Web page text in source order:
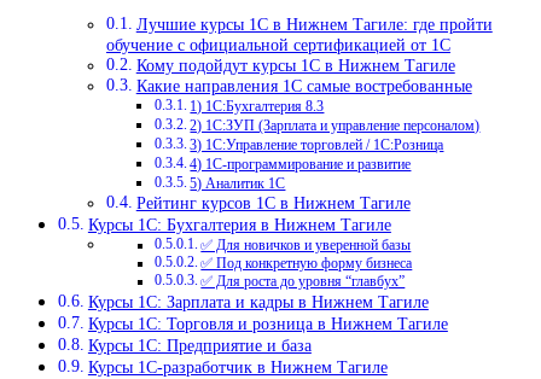
Лучшие курсы 1С в Нижнем Тагиле: где пройти
обучение с официальной сертификацией от 1С
Кому подойдут курсы 1С в Нижнем Тагиле
Какие направления 1С самые востребованные
1) 1С:Бухгалтерия 8.3
2) 1С:ЗУП (Зарплата и управление персоналом)
3) 1С:Управление торговлей / 1С:Розница
4) 1С-программирование и развитие
5) Аналитик 1С
Рейтинг курсов 1С в Нижнем Тагиле
Курсы 1С: Бухгалтерия в Нижнем Тагиле
✅ Для новичков и уверенной базы
✅ Под конкретную форму бизнеса
✅ Для роста до уровня “главбух”
Курсы 1С: Зарплата и кадры в Нижнем Тагиле
Курсы 1С: Торговля и розница в Нижнем Тагиле
Курсы 1С: Предприятие и база
Курсы 1С-разработчик в Нижнем Тагиле